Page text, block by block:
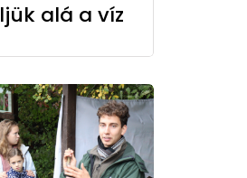
alá a víz